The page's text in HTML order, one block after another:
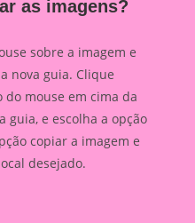
as imagens?
sobre a imagem e
nova guia. Clique
mouse em cima da
guia, e escolha a opção
copiar a imagem e
desejado.